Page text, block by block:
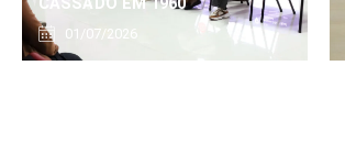
CASSADO EM 1960
01/07/2026